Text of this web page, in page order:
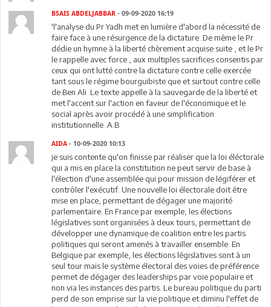
BSAIS ABDELJABBAR - 09-09-2020 16:19
'l'analyse du Pr Yadh met en lumière d'abord la nécessité de
faire face à une résurgence de la dictature .De même le Pr
dédie un hymne à la liberté chèrement acquise suite , et le Pr
le rappelle avec force , aux multiples sacrifices consentis par
ceux qui ont lutté contre la dictature contre celle exercée
tant sous le régime bourguibiste que et surtout contre celle
de Ben Ali .Le texte appelle à la sauvegarde de la liberté et
met l'accent sur l'action en faveur de l'économique et le
social après avoir procédé à une simplification
institutionnelle .A.B
AIDA - 10-09-2020 10:13
je suis contente qu'on finisse par réaliser que la loi éléctorale
qui a mis en place la constitution ne peut servir de base à
l'élection d'une assemblée qui pour mission de légiférer et
contrôler l'exécutif. Une nouvelle loi électorale doit être
mise en place, permettant de dégager une majorité
parlementaire. En France par exemple, les élections
législatives sont organisées à deux tours, permettant de
développer une dynamique de coalition entre les partis
politiques qui seront amenés à travailler ensemble. En
Belgique par exemple, les élections législatives sont à un
seul tour mais le système électoral des voies de préférence
permet de dégager des leaderships par voie populaire et
non via les instances des partis. Le bureau politique du parti
perd de son emprise sur la vie politique et diminu l'effet de